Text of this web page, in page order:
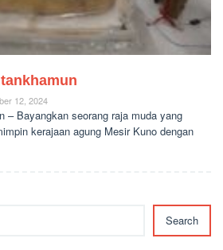
12, 2024
– Bayangkan seorang raja muda yang
kerajaan agung Mesir Kuno dengan
Search